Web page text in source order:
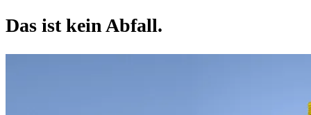
Das ist kein Abfall.